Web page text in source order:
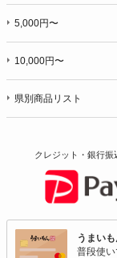
5,000円〜
10,000円〜
県別商品リスト
クレジット・銀行
うまい
普段使い